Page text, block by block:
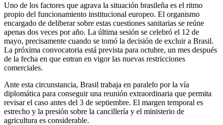
Uno de los factores que agrava la situación brasileña es el ritmo
propio del funcionamiento institucional europeo. El organismo
encargado de deliberar sobre estas cuestiones sanitarias se reúne
apenas dos veces por año. La última sesión se celebró el 12 de
mayo, precisamente cuando se tomó la decisión de excluir a Brasil.
La próxima convocatoria está prevista para octubre, un mes después
de la fecha en que entran en vigor las nuevas restricciones
comerciales.
Ante esta circunstancia, Brasil trabaja en paralelo por la vía
diplomática para conseguir una reunión extraordinaria que permita
revisar el caso antes del 3 de septiembre. El margen temporal es
estrecho y la presión sobre la cancillería y el ministerio de
agricultura es considerable.